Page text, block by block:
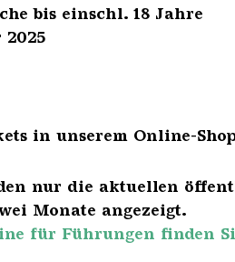
bis einschl.
2025
in unserem Online-
nur die aktuellen
Monate angezeigt.
für Führungen finden